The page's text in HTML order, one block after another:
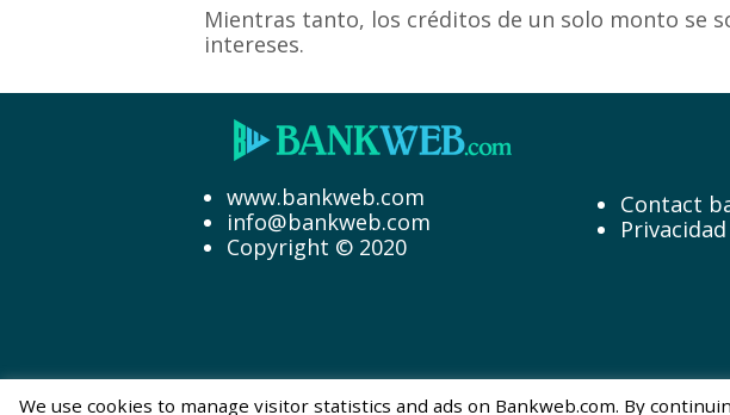
Mientras tanto, los créditos de un solo monto se
intereses.
www.bankweb.com
info@bankweb.com
Copyright © 2020
Contact
We use cookies to manage visitor statistics and ads on Bankweb.com. By